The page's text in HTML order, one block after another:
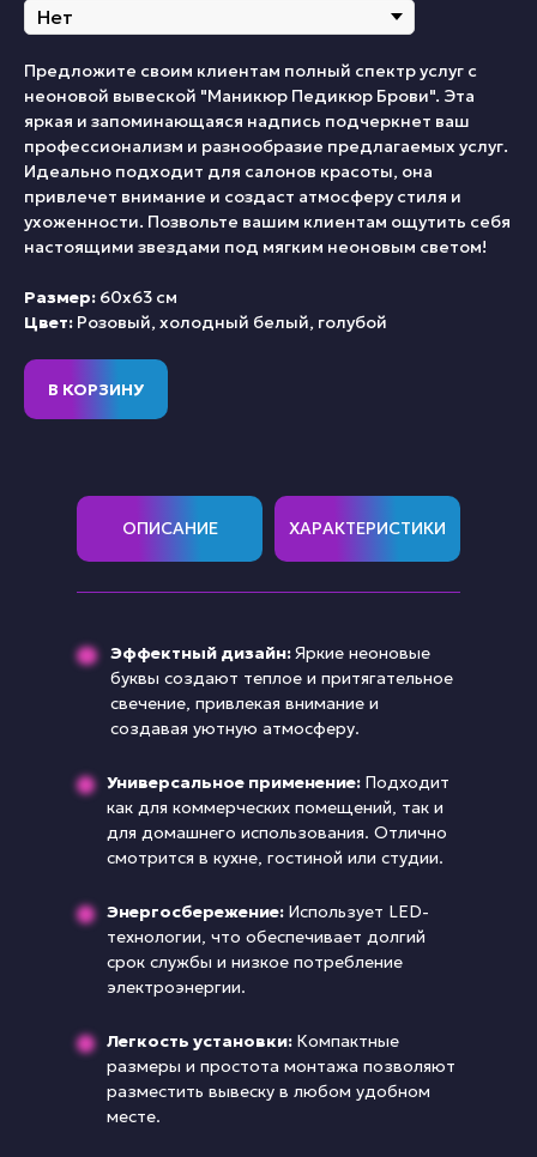
Предложите своим клиентам полный спектр услуг с
неоновой вывеской "Маникюр Педикюр Брови". Эта
яркая и запоминающаяся надпись подчеркнет ваш
профессионализм и разнообразие предлагаемых услуг.
Идеально подходит для салонов красоты, она
привлечет внимание и создаст атмосферу стиля и
ухоженности. Позвольте вашим клиентам ощутить себя
настоящими звездами под мягким неоновым светом!
Размер: 60х63 см
Цвет: Розовый, холодный белый, голубой
В КОРЗИНУ
ОПИСАНИЕ ХАРАКТЕРИСТИКИ
Эффектный дизайн:Яркие неоновые
буквы создают теплое и притягательное
свечение, привлекая внимание и
создавая уютную атмосферу.
Универсальное применение: Подходит
как для коммерческих помещений, так и
для домашнего использования. Отлично
смотрится в кухне, гостиной или студии.
Энергосбережение: Использует LED-
технологии, что обеспечивает долгий
срок службы и низкое потребление
электроэнергии.
Легкость установки: Компактные
размеры и простота монтажа позволяют
разместить вывеску в любом удобном
месте.